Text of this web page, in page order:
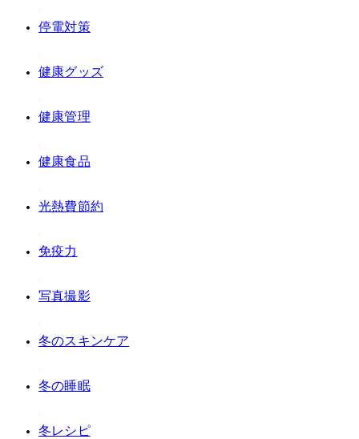
#停電対策
#健康グッズ
#健康管理
#健康食品
#光熱費節約
#免疫力
#写真撮影
#冬のスキンケア
#冬の睡眠
#冬レシピ